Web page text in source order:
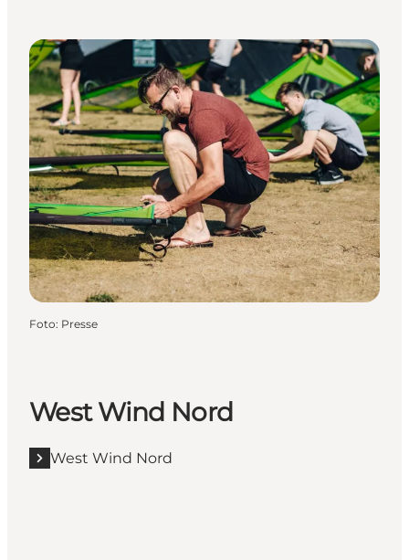
Foto: Presse
West Wind Nord
West Wind Nord